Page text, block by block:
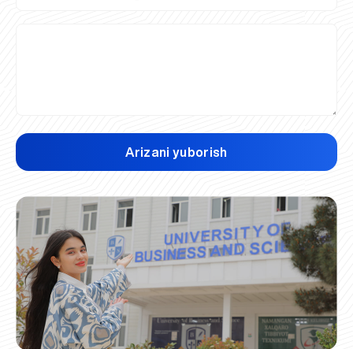
Arizani yuborish